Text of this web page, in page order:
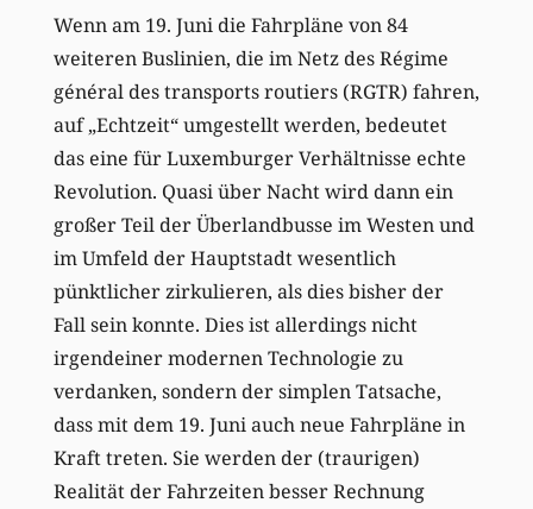
Wenn am 19. Juni die Fahrpläne von 84
weiteren Buslinien, die im Netz des Régime
général des transports routiers (RGTR) fahren,
auf „Echtzeit“ umgestellt werden, bedeutet
das eine für Luxemburger Verhältnisse echte
Revolution. Quasi über Nacht wird dann ein
großer Teil der Überlandbusse im Westen und
im Umfeld der Hauptstadt wesentlich
pünktlicher zirkulieren, als dies bisher der
Fall sein konnte. Dies ist allerdings nicht
irgendeiner modernen Technologie zu
verdanken, sondern der simplen Tatsache,
dass mit dem 19. Juni auch neue Fahrpläne in
Kraft treten. Sie werden der (traurigen)
Realität der Fahrzeiten besser Rechnung